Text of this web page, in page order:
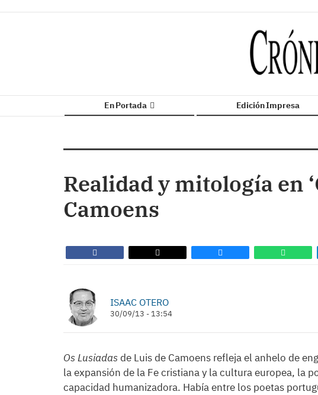
En Portada Edición Impresa
Realidad y mitología en
Camoens
ISAAC OTERO
30/09/13 - 13:54
Os Lusiadas de Luis de Camoens refleja el anhelo de
la expansión de la Fe cristiana y la cultura europea, la
capacidad humanizadora. Había entre los poetas